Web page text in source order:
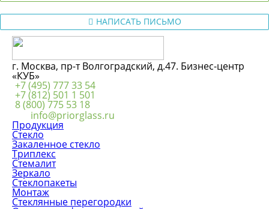
НАПИСАТЬ ПИСЬМО
г. Москва, пр-т Волгоградский, д.47. Бизнес-центр
«КУБ»
+7 (495) 777 33 54
+7 (812) 501 1 501
8 (800) 775 53 18
info@priorglass.ru
Продукция
Стекло
Закаленное стекло
Триплекс
Стемалит
Зеркало
Стеклопакеты
Монтаж
Стеклянные перегородки